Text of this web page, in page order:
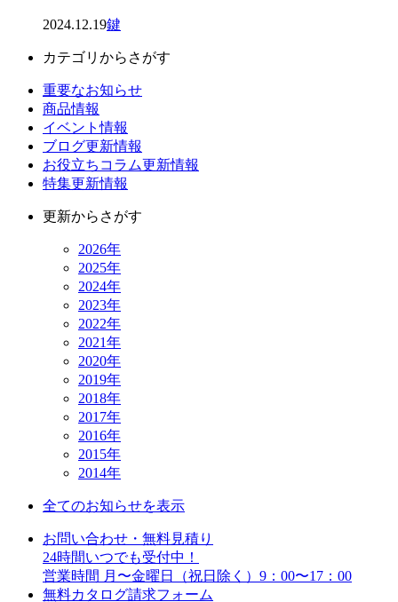
2024.12.19鍵
カテゴリからさがす
重要なお知らせ
商品情報
イベント情報
ブログ更新情報
お役立ちコラム更新情報
特集更新情報
更新からさがす
2026年
2025年
2024年
2023年
2022年
2021年
2020年
2019年
2018年
2017年
2016年
2015年
2014年
全てのお知らせを表示
お問い合わせ・無料見積り
24時間いつでも受付中！
営業時間 月〜金曜日（祝日除く）9：00〜17：00
無料カタログ請求フォーム